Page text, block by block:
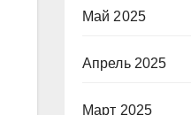
Май 2025
Апрель 2025
Март 2025